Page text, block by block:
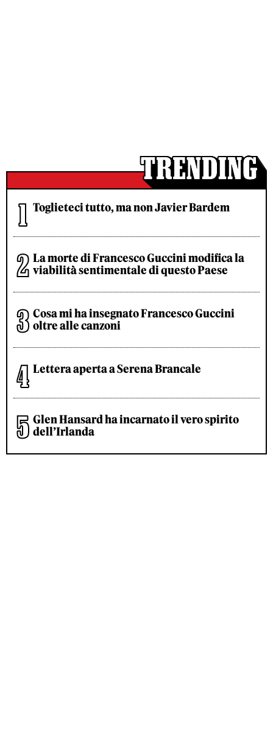
Toglieteci tutto, ma non Javier Bardem
La morte di Francesco Guccini modifica la
viabilità sentimentale di questo Paese
Cosa mi ha insegnato Francesco Guccini
oltre alle canzoni
Lettera aperta a Serena Brancale
Glen Hansard ha incarnato il vero spirito
dell’Irlanda